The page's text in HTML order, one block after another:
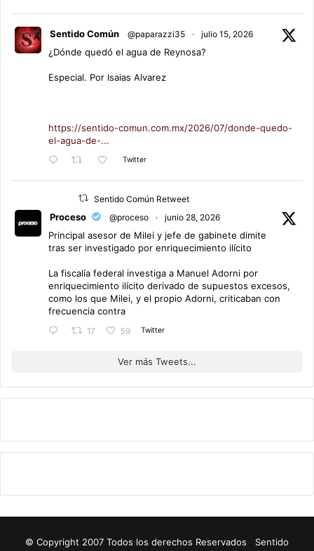
Sentido Común @paparazzi35 · julio 15, 2026
¿Dónde quedó el agua de Reynosa?
Especial. Por Isaias Alvarez
https://sentido-comun.com.mx/2026/07/donde-quedo-
el-agua-de-...
Twitter
Sentido Común Retweet
Proceso @proceso · junio 28, 2026
Principal asesor de Milei y jefe de gabinete dimite
tras ser investigado por enriquecimiento ilícito
La fiscalía federal investiga a Manuel Adorni por
enriquecimiento ilícito derivado de supuestos excesos,
como los que Milei, y el propio Adorni, criticaban con
frecuencia contra
17 59 Twitter
Ver más Tweets...
© Copyright 2007 Todos los derechos Reservados Sentido